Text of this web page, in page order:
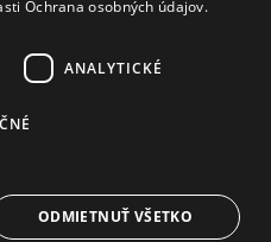
VIAC INFO
VŠETKY PRÁVA VYHRADENÉ.
Ochrana osobných údajov.
ANALYTICKÉ
ODMIETNUŤ VŠETKO